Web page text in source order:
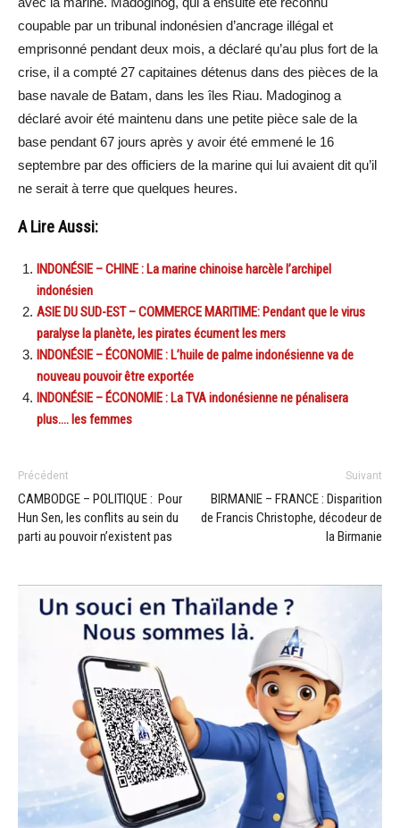
coupable par un tribunal indonésien d’ancrage illégal et
emprisonné pendant deux mois, a déclaré qu’au plus fort de la
crise, il a compté 27 capitaines détenus dans des pièces de la
base navale de Batam, dans les îles Riau. Madoginog a
déclaré avoir été maintenu dans une petite pièce sale de la
base pendant 67 jours après y avoir été emmené le 16
septembre par des officiers de la marine qui lui avaient dit qu’il
ne serait à terre que quelques heures.
A Lire Aussi:
INDONÉSIE – CHINE : La marine chinoise harcèle l’archipel
indonésien
ASIE DU SUD-EST – COMMERCE MARITIME: Pendant que le virus
paralyse la planète, les pirates écument les mers
INDONÉSIE – ÉCONOMIE : L’huile de palme indonésienne va de
nouveau pouvoir être exportée
INDONÉSIE – ÉCONOMIE : La TVA indonésienne ne pénalisera
plus…. les femmes
Précédent
CAMBODGE – POLITIQUE : Pour
Hun Sen, les conflits au sein du
parti au pouvoir n’existent pas
Suivant
BIRMANIE – FRANCE : Disparition
de Francis Christophe, décodeur de
la Birmanie